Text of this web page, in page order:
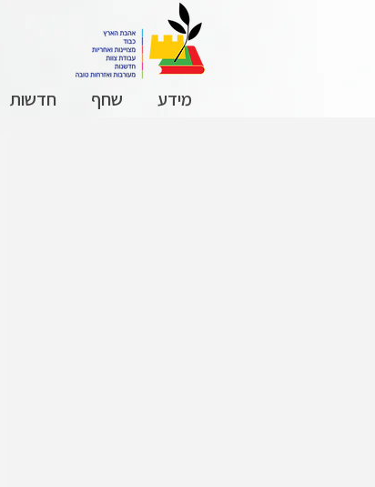
מידע שחף חדשות